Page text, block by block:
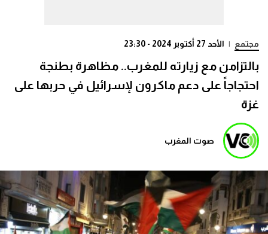
مجتمع | الأحد 27 أكتوبر 2024 - 23:30
بالتزامن مع زيارته للمغرب.. مظاهرة بطنجة
احتجاجاً على دعم ماكرون لإسرائيل في حربها على
غزة
صوت المغرب